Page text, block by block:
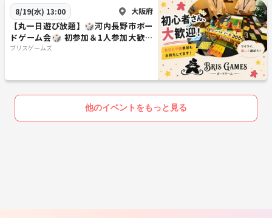
8/19(水) 13:00 大阪府
【丸一日遊び放題】🎲河内長野市ボー
ドゲーム会🎲 初参加＆1人参加大歓迎
✨️
ブリスゲームズ
他のイベントをもっと見る